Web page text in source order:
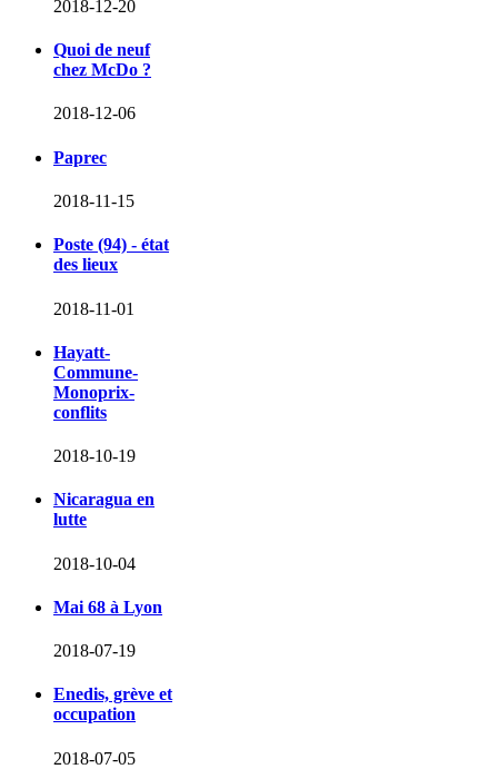
2018-12-20
Quoi de neuf
chez McDo ?
2018-12-06
Paprec
2018-11-15
Poste (94) - état
des lieux
2018-11-01
Hayatt-
Commune-
Monoprix-
conflits
2018-10-19
Nicaragua en
lutte
2018-10-04
Mai 68 à Lyon
2018-07-19
Enedis, grève et
occupation
2018-07-05